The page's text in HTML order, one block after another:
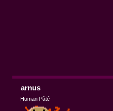
arnus
Human Pâté